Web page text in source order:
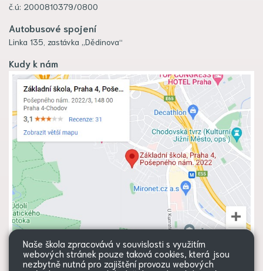
č.ú: 2000810379/0800
Autobusové spojení
Linka 135, zastávka „Dědinova“
Kudy k nám
Naše škola zpracovává v souvislosti s využitím
webových stránek pouze taková cookies, která jsou
nezbytně nutná pro zajištění provozu webových